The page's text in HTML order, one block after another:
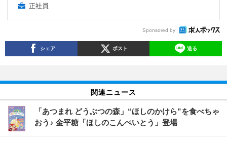
正社員
Sponsored by
シェア ポスト 送る
関連ニュース
「あつまれ どうぶつの森」“ほしのかけら”を食べちゃ
おう♪ 金平糖「ほしのこんぺいとう」登場